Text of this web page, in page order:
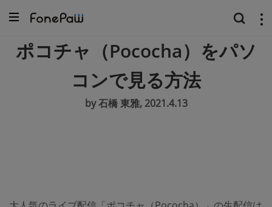
ポコチャ（Pococha）をパソ
コンで見る方法
by 石橋 東雅, 2021.4.13